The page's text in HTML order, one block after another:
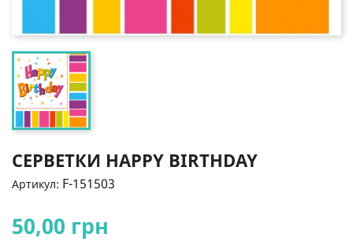
СЕРВЕТКИ HAPPY BIRTHDAY
Артикул: F-151503
50,00 грн